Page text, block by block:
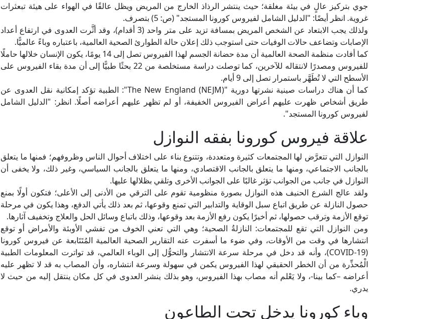
جوي بتركيز عالٍ في بيئة مغلقة؛ حيث ينتشر الرذاذ الخارج من المريض ويظل عالقًا في الهواء على هيئة تبعثرات
غروية. انظر أيضًا: "الدليل الشامل لفيروس كورونا المستجد" (ص: 5) بتصرف.
ولذلك يجب الابتعاد عن الشخص المريض بمسافة تزيد على متر واحد (3 أقدام)، وقد أثَّرت العدوى في ارتفاع أعداد
الإصابات وتضاعف حالات الوفيات حتى استوجب ذلك إعلان حالة الطوارئ الصحية العالمية، باعتباره وباءً عالميًّا.
كما أفادت منظمة الصحة العالمية أن مدة حضانة الجسم لهذا الفيروس تصل إلى 14 يومًا، يكون الإنسان خلالها حاملًا
للفيروس ومصدرًا لانتقاله للآخرين، كما توصلت دراسة مستخلصة من 22 بحثًا طبيًّا إلى أن مدة بقاء الفيروس على
الأسطح التي لا تُطَهَّر باستمرار تصل إلى 9 أيام.
كما أن هناك دراسات صينية نشرتها دورية "(NEJM) The New England": الطبية تؤكد إمكانية نقل العدوى عن
طريق أشخاص ظهرت عليهم أعراض الفيروس الخفيفة، أو لم تظهر عليهم أعراضه أصلًا. انظر: "الدليل الشامل
لفيروس كورونا المستجد".
علاقة فيروس كورونا بفقه النوازل
النوازل التي تتعرَّض لها المجتمعات كثيرة ومتعددة، وتتنوع بناء على اختلاف أحوال الناس وظروفهم؛ فمنها ما يتعلق
بالجانب الاجتماعي، ومنها ما يتعلق بالجانب الاقتصادي، ومنها ما يتعلق بالجانب السياسي، وغير ذلك، ولا يخفى أن
النوازل في جانب من الجوانب تؤثر غالبًا على الجوانب الأخرى وتلقي بظلالها عليها.
ولقد عالج الشرع الحنيف هذه النوازل بصورة منظومية تقوم على الترقي من الأدنى إلى الأعلى؛ فتكون أولًا بمنع
حصول النازلة عن طريق اتباع سبل الوقاية والتدابير التي تمنع وقوعها، ثم بعد ذلك يأتي الدفع، وهذا يكون في مرحلة
توقع الأزمة وترقب حصولها، ثم أخيرًا يكون رفع الأزمة بعد وقوعها، وذلك باتباع وسائل الحل والعلاج وتخفيف آثارها.
ومن النوازل التي تقع للمجتمعات: النازلةُ الصحية؛ وهي التي تعني الخوف من تفشي الأوبئة والأمراض أو توقع
انتشارها في وقت من الأوقات، وفي ضوء ما أسفرت عنه التقارير الصحية العالمية المُتَتَابعة عن فيروس كورونا
(COVID-19)، وأنه قد دخل في مرحلة سرعة الانتشار والتحوُّل إلى الوباء العالمي، قد تواترت المعلومات الطبية
الْمُحذِّرة من أن الخطر الحقيقي لهذا الفيروس يكمن في سهولة وسرعة انتشاره، وأن المصاب به قد لا تظهر عليه
أعراضه –كما بينا-، ولا يَعْلم أنه مصاب بهذا الفيروس، وهو بذلك ينشر العدوى في كل مكان ينتقل إليه من حيث لا
يدري.
وباء كورونا يدخل تحت الطاعون